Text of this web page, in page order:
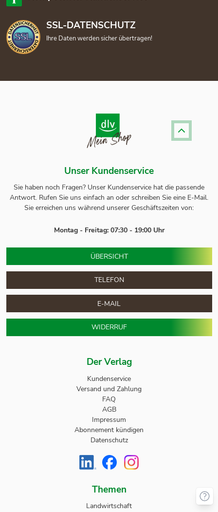
SSL-DATENSCHUTZ
Ihre Daten werden sicher übertragen!
Der Verlag
Kundenservice
Versand und Zahlung
FAQ
AGB
Impressum
Abonnement kündigen
Datenschutz
Themen
Landwirtschaft
Unser Kundenservice
Sie haben noch Fragen? Unser Kundenservice hat die passende
Antwort. Rufen Sie uns einfach an oder schreiben Sie eine E-Mail.
Sie erreichen uns während unserer Geschäftszeiten von:
Montag - Freitag: 07:30 - 19:00 Uhr
ÜBERSICHT
TELEFON
E-MAIL
WIDERRUF